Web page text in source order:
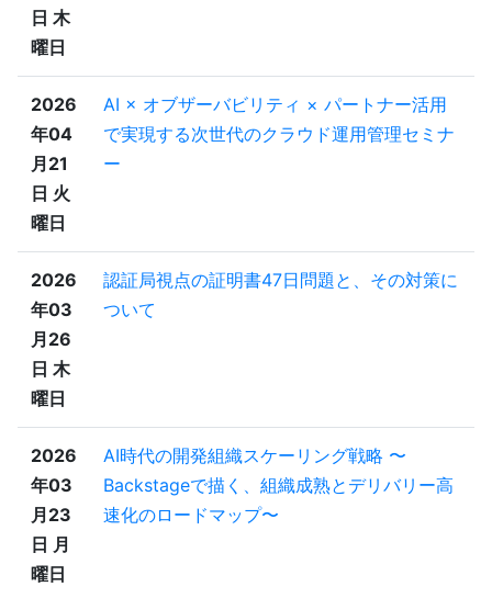
日 木
曜日
2026
年04
月21
日 火
曜日
AI × オブザーバビリティ × パートナー活用
で実現する次世代のクラウド運用管理セミナ
ー
2026
年03
月26
日 木
曜日
認証局視点の証明書47日問題と、その対策に
ついて
2026
年03
月23
日 月
曜日
AI時代の開発組織スケーリング戦略 〜
Backstageで描く、組織成熟とデリバリー高
速化のロードマップ〜